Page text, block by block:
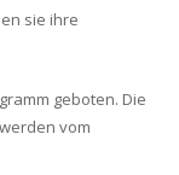
sie ihre
geboten. Die
vom